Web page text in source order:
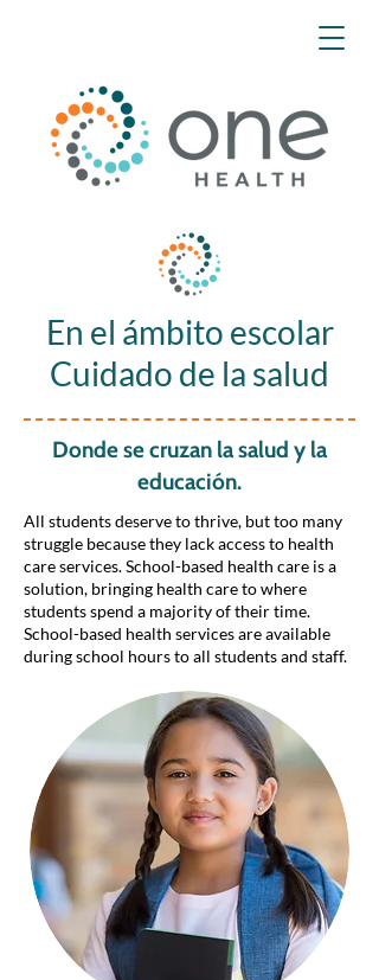
En el ámbito escolar
Cuidado de la salud
Donde se cruzan la salud y la
educación.
All students deserve to thrive, but too many
struggle because they lack access to health
care services. School-based health care is a
solution, bringing health care to where
students spend a majority of their time.
School-based health services are available
during school hours to all students and staff.